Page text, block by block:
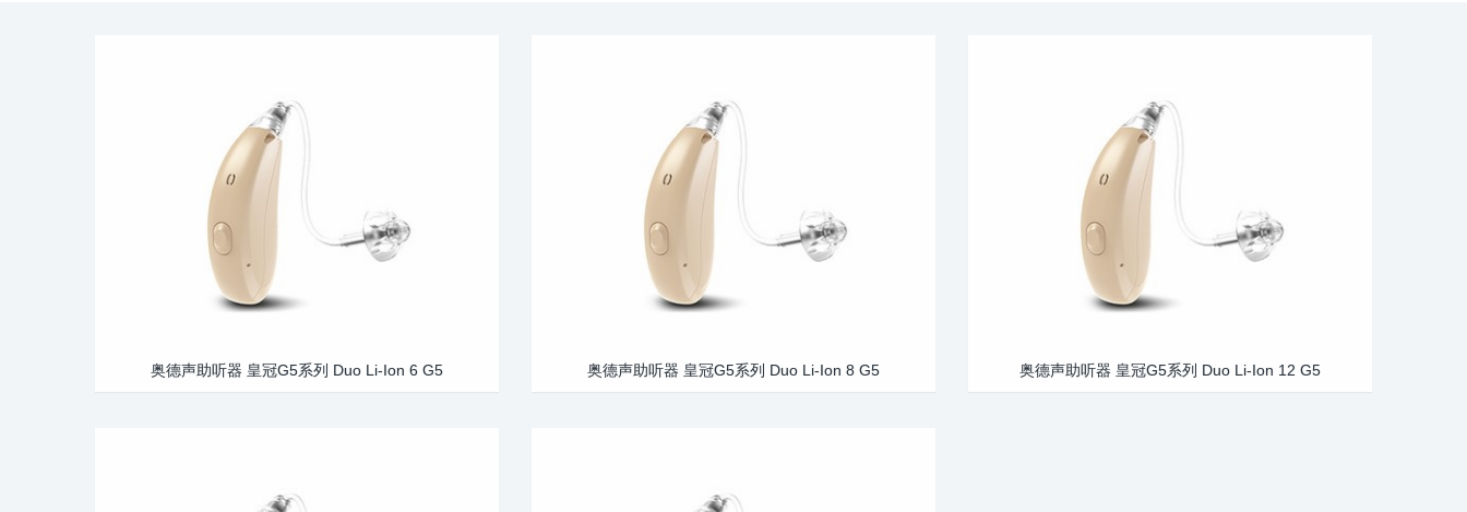
奥德声助听器 皇冠G5系列 Duo Li-Ion 6 G5 奥德声助听器 皇冠G5系列 Duo Li-Ion 8 G5 奥德声助听器 皇冠G5系列 Duo Li-Ion 12 G5